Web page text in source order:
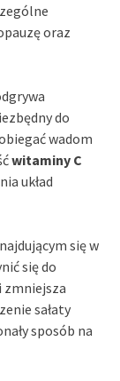
oraz
do
wadom
witaminy C
układ
się w
się do
zmniejsza
sałaty
sposób na